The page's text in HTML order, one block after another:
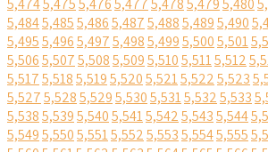
5,4745,4755,4765,4775,4785,4795,480
5,4845,4855,4865,4875,4885,4895,490
5,4955,4965,4975,4985,4995,5005,501
5,5065,5075,5085,5095,5105,5115,512
5,5175,5185,5195,5205,5215,5225,523
5,5275,5285,5295,5305,5315,5325,533
5,5385,5395,5405,5415,5425,5435,544
5,5495,5505,5515,5525,5535,5545,555